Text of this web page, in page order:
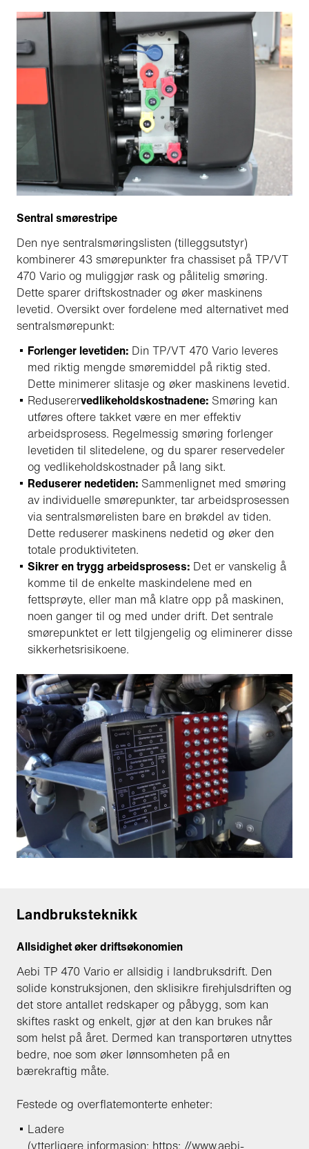
Sentral smørestripe
Den nye sentralsmøringslisten (tilleggsutstyr)
kombinerer 43 smørepunkter fra chassiset på TP/VT
470 Vario og muliggjør rask og pålitelig smøring.
Dette sparer driftskostnader og øker maskinens
levetid. Oversikt over fordelene med alternativet med
sentralsmørepunkt:
Forlenger levetiden: Din TP/VT 470 Vario leveres
med riktig mengde smøremiddel på riktig sted.
Dette minimerer slitasje og øker maskinens levetid.
Reduserervedlikeholdskostnadene: Smøring kan
utføres oftere takket være en mer effektiv
arbeidsprosess. Regelmessig smøring forlenger
levetiden til slitedelene, og du sparer reservedeler
og vedlikeholdskostnader på lang sikt.
Reduserer nedetiden: Sammenlignet med smøring
av individuelle smørepunkter, tar arbeidsprosessen
via sentralsmørelisten bare en brøkdel av tiden.
Dette reduserer maskinens nedetid og øker den
totale produktiviteten.
Sikrer en trygg arbeidsprosess: Det er vanskelig å
komme til de enkelte maskindelene med en
fettsprøyte, eller man må klatre opp på maskinen,
noen ganger til og med under drift. Det sentrale
smørepunktet er lett tilgjengelig og eliminerer disse
sikkerhetsrisikoene.
Landbruksteknikk
Allsidighet øker driftsøkonomien
Aebi TP 470 Vario er allsidig i landbruksdrift. Den
solide konstruksjonen, den sklisikre firehjulsdriften og
det store antallet redskaper og påbygg, som kan
skiftes raskt og enkelt, gjør at den kan brukes når
som helst på året. Dermed kan transportøren utnyttes
bedre, noe som øker lønnsomheten på en
bærekraftig måte.
Festede og overflatemonterte enheter:
Ladere